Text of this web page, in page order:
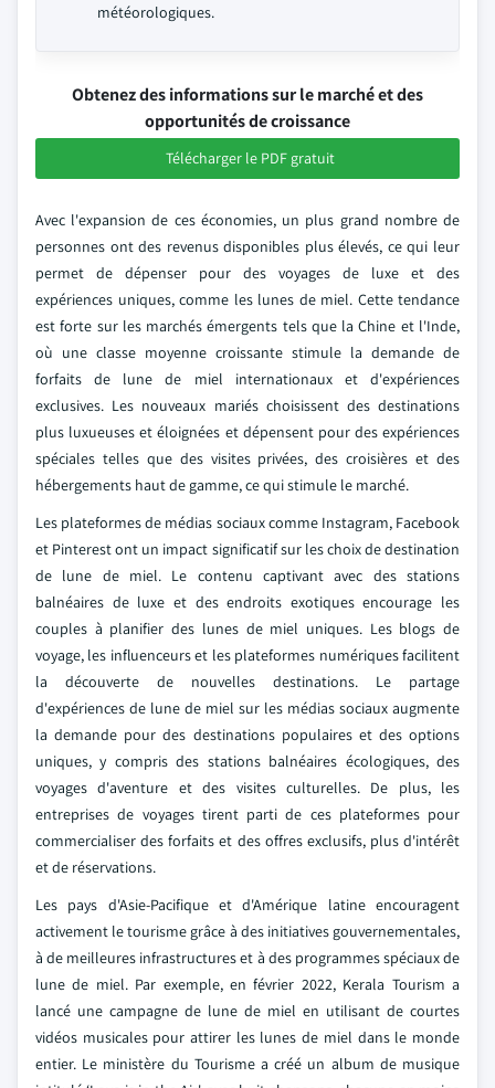
météorologiques.
Obtenez des informations sur le marché et des
opportunités de croissance
Télécharger le PDF gratuit
Avec l'expansion de ces économies, un plus grand nombre de
personnes ont des revenus disponibles plus élevés, ce qui leur
permet de dépenser pour des voyages de luxe et des
expériences uniques, comme les lunes de miel. Cette tendance
est forte sur les marchés émergents tels que la Chine et l'Inde,
où une classe moyenne croissante stimule la demande de
forfaits de lune de miel internationaux et d'expériences
exclusives. Les nouveaux mariés choisissent des destinations
plus luxueuses et éloignées et dépensent pour des expériences
spéciales telles que des visites privées, des croisières et des
hébergements haut de gamme, ce qui stimule le marché.
Les plateformes de médias sociaux comme Instagram, Facebook
et Pinterest ont un impact significatif sur les choix de destination
de lune de miel. Le contenu captivant avec des stations
balnéaires de luxe et des endroits exotiques encourage les
couples à planifier des lunes de miel uniques. Les blogs de
voyage, les influenceurs et les plateformes numériques facilitent
la découverte de nouvelles destinations. Le partage
d'expériences de lune de miel sur les médias sociaux augmente
la demande pour des destinations populaires et des options
uniques, y compris des stations balnéaires écologiques, des
voyages d'aventure et des visites culturelles. De plus, les
entreprises de voyages tirent parti de ces plateformes pour
commercialiser des forfaits et des offres exclusifs, plus d'intérêt
et de réservations.
Les pays d'Asie-Pacifique et d'Amérique latine encouragent
activement le tourisme grâce à des initiatives gouvernementales,
à de meilleures infrastructures et à des programmes spéciaux de
lune de miel. Par exemple, en février 2022, Kerala Tourism a
lancé une campagne de lune de miel en utilisant de courtes
vidéos musicales pour attirer les lunes de miel dans le monde
entier. Le ministère du Tourisme a créé un album de musique